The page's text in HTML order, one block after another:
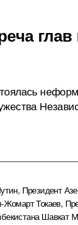
глав
Президент
Жомарт Токаев,
Шавкат